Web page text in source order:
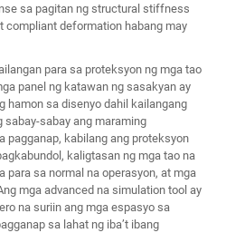
sa pagitan ng structural stiffness
compliant deformation habang may
para sa proteksyon ng mga tao
panel ng katawan ng sasakyan ay
hamon sa disenyo dahil kailangang
sabay-sabay ang maraming
pagganap, kabilang ang proteksyon
kaligtasan ng mga tao na
para sa normal na operasyon, at mga
mga advanced na simulation tool ay
na suriin ang mga espasyo sa
sa lahat ng iba’t ibang